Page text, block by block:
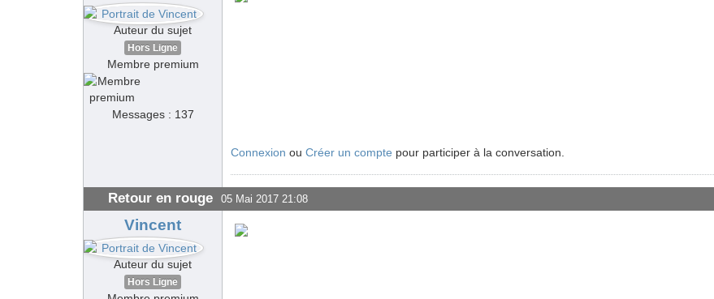
Auteur du sujet
Hors Ligne
Membre premium
Messages : 137
Connexion ou Créer un compte pour participer à la conversation.
Retour en rouge 05 Mai 2017 21:08
Vincent
Auteur du sujet
Hors Ligne